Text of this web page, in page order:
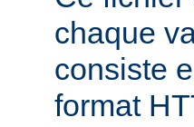
chaque
consiste
format